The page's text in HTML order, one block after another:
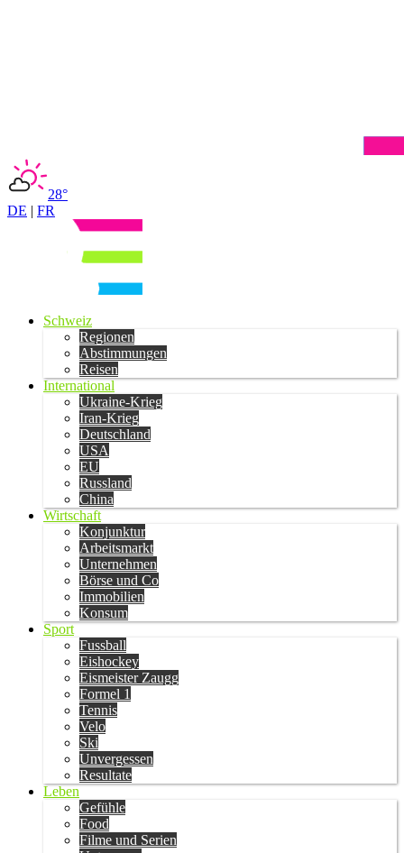
28°
DE | FR
Schweiz
Regionen
Abstimmungen
Reisen
International
Ukraine-Krieg
Iran-Krieg
Deutschland
USA
EU
Russland
China
Wirtschaft
Konjunktur
Arbeitsmarkt
Unternehmen
Börse und Co
Immobilien
Konsum
Sport
Fussball
Eishockey
Eismeister Zaugg
Formel 1
Tennis
Velo
Ski
Unvergessen
Resultate
Leben
Gefühle
Food
Filme und Serien